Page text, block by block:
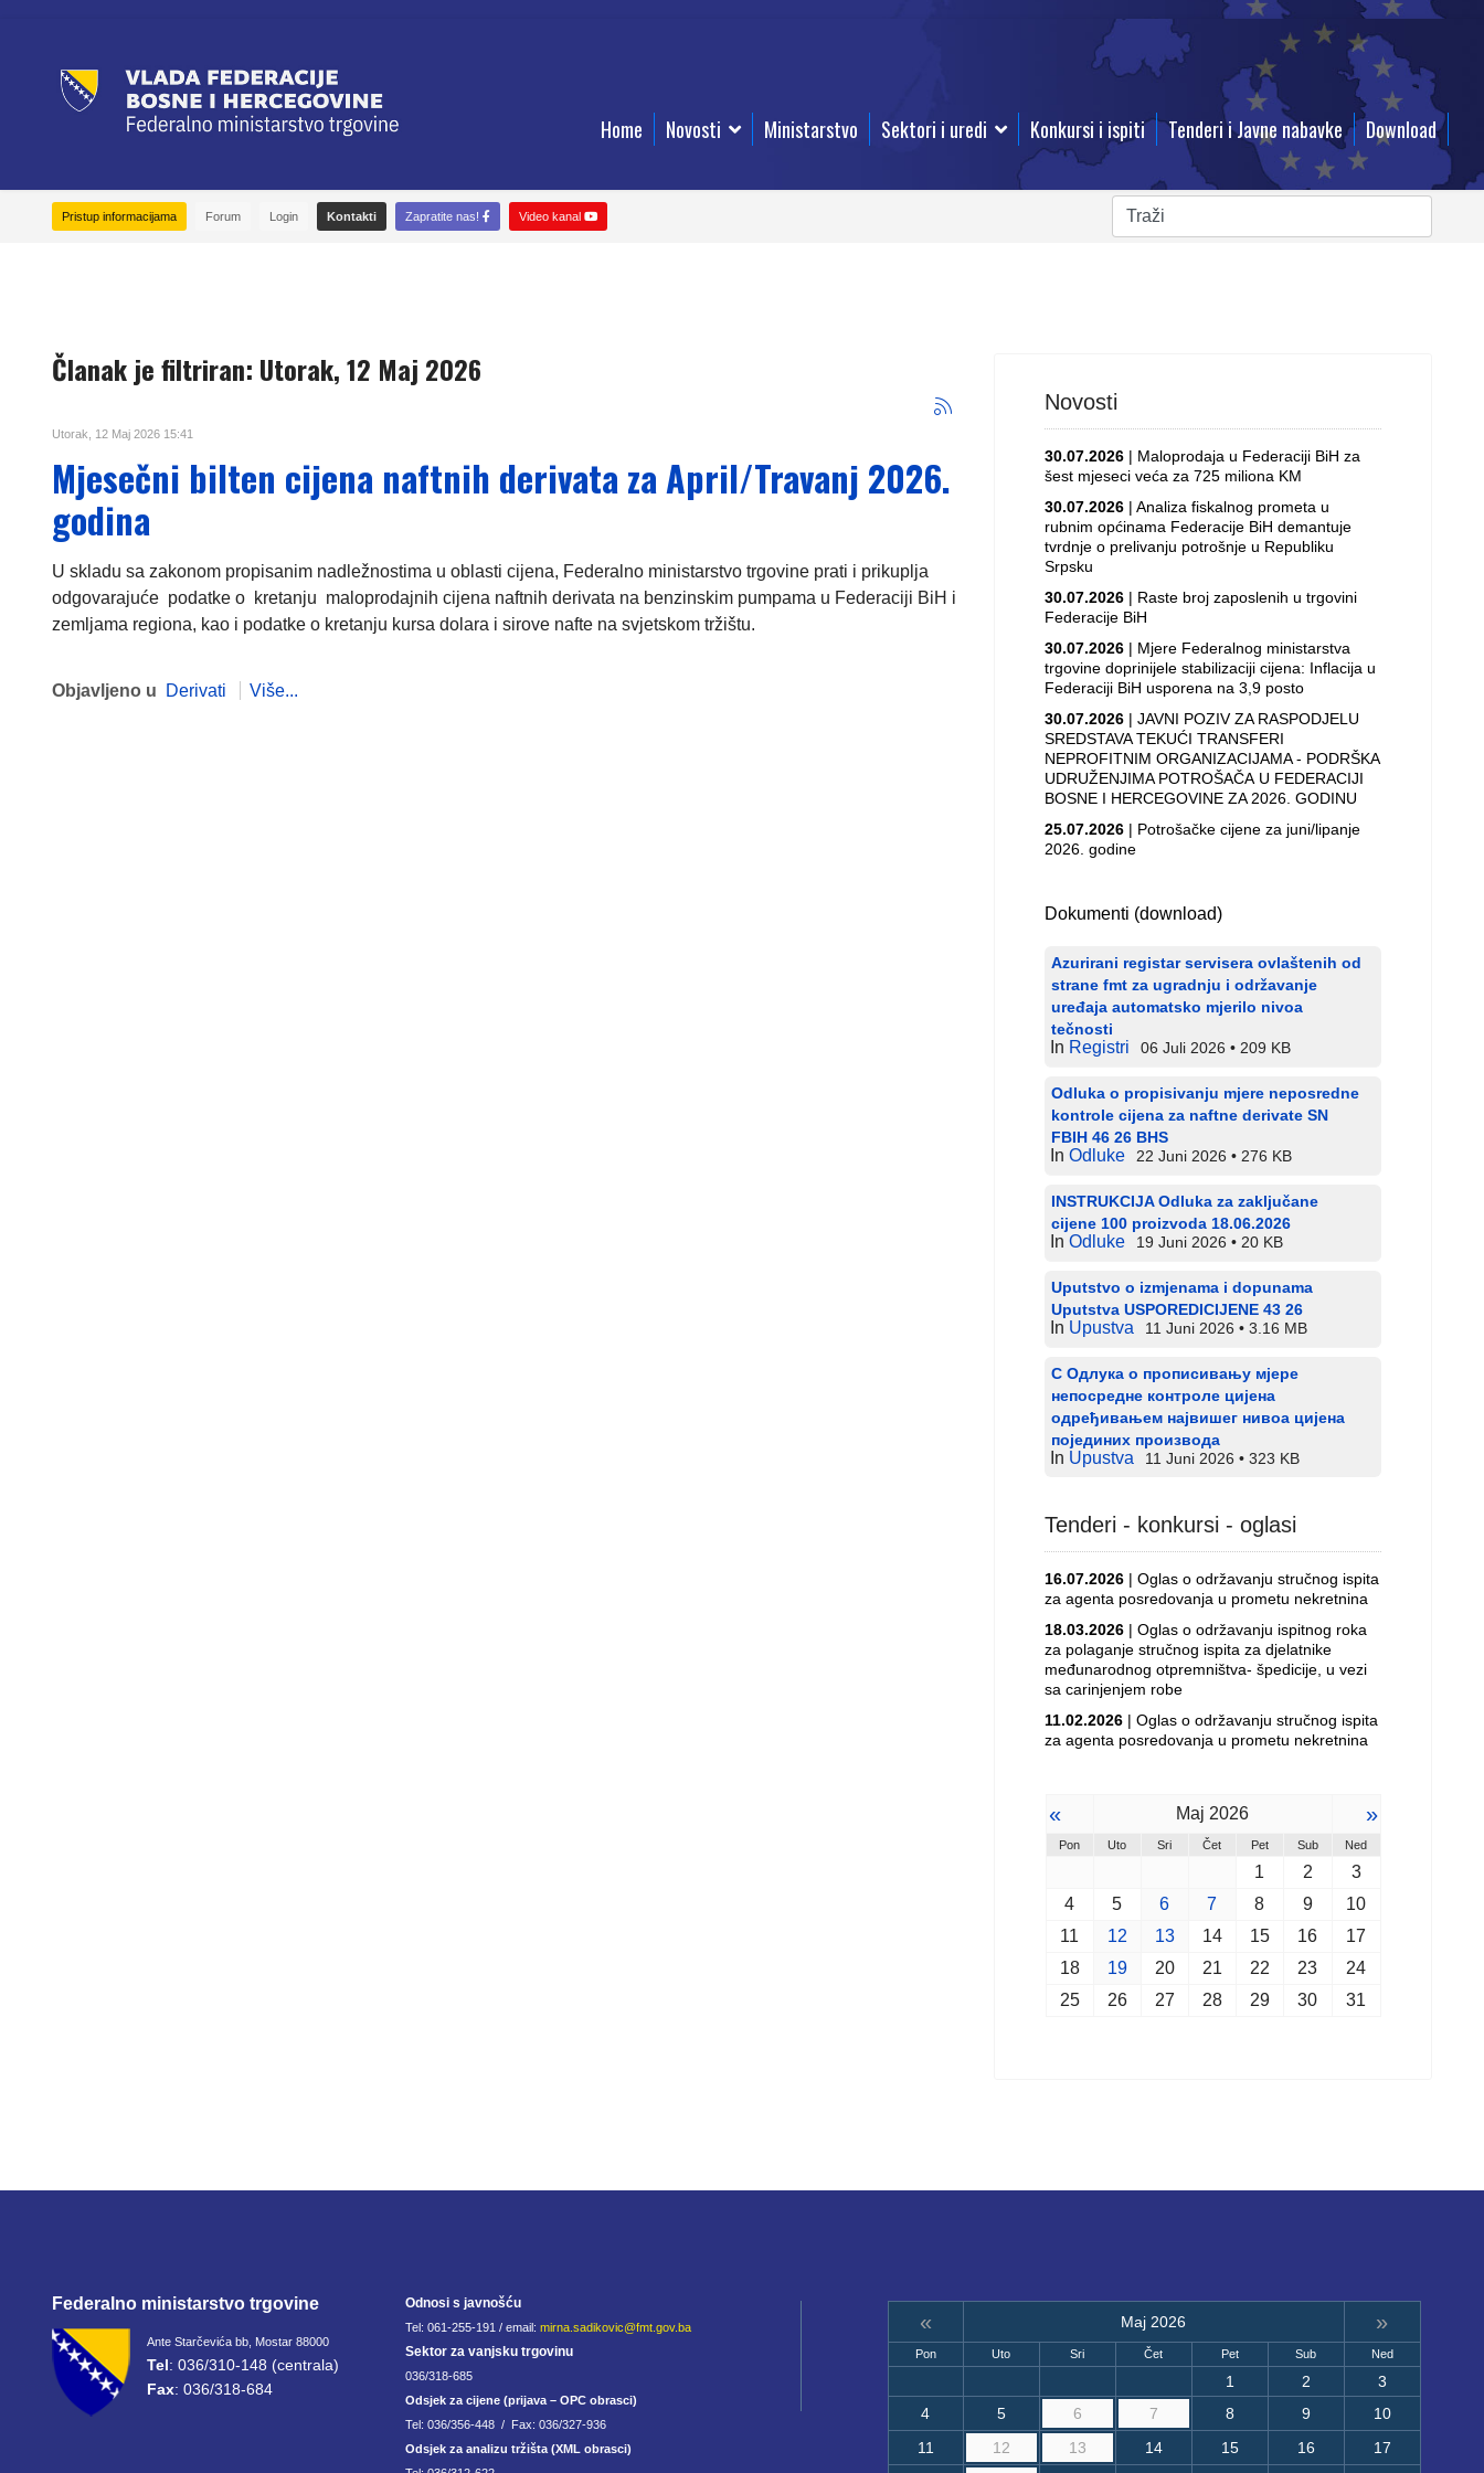
Home Novosti Ministarstvo Sektori i uredi Konkursi i ispiti Tenderi i Javne nabavke Download
Pristup informacijama Forum Login Kontakti Zapratite nas! Video kanal
Članak je filtriran: Utorak, 12 Maj 2026
Utorak, 12 Maj 2026 15:41
Mjesečni bilten cijena naftnih derivata za April/Travanj 2026.
godina
U skladu sa zakonom propisanim nadležnostima u oblasti cijena, Federalno ministarstvo trgovine prati i prikuplja
odgovarajuće podatke o kretanju maloprodajnih cijena naftnih derivata na benzinskim pumpama u Federaciji BiH i
zemljama regiona, kao i podatke o kretanju kursa dolara i sirove nafte na svjetskom tržištu.
Objavljeno u Derivati Više...
Novosti
30.07.2026 | Maloprodaja u Federaciji BiH za
šest mjeseci veća za 725 miliona KM
30.07.2026 | Analiza fiskalnog prometa u
rubnim općinama Federacije BiH demantuje
tvrdnje o prelivanju potrošnje u Republiku
Srpsku
30.07.2026 | Raste broj zaposlenih u trgovini
Federacije BiH
30.07.2026 | Mjere Federalnog ministarstva
trgovine doprinijele stabilizaciji cijena: Inflacija u
Federaciji BiH usporena na 3,9 posto
30.07.2026 | JAVNI POZIV ZA RASPODJELU
SREDSTAVA TEKUĆI TRANSFERI
NEPROFITNIM ORGANIZACIJAMA - PODRŠKA
UDRUŽENJIMA POTROŠAČA U FEDERACIJI
BOSNE I HERCEGOVINE ZA 2026. GODINU
25.07.2026 | Potrošačke cijene za juni/lipanje
2026. godine
Dokumenti (download)
Azurirani registar servisera ovlaštenih od
strane fmt za ugradnju i održavanje
uređaja automatsko mjerilo nivoa
tečnosti
In Registri 06 Juli 2026 209 KB
Odluka o propisivanju mjere neposredne
kontrole cijena za naftne derivate SN
FBIH 46 26 BHS
InOdluke 22 Juni 2026 276 KB
INSTRUKCIJA Odluka za zaključane
cijene 100 proizvoda 18.06.2026
InOdluke 19 Juni 2026 20 KB
Uputstvo o izmjenama i dopunama
Uputstva USPOREDICIJENE 43 26
In Upustva 11 Juni 2026 3.16 MB
С Одлука о прописивању мјере
непосредне контроле цијена
одређивањем највишег нивоа цијена
појединих производа
In Upustva 11 Juni 2026 323 KB
Tenderi - konkursi - oglasi
16.07.2026 | Oglas o održavanju stručnog ispita
za agenta posredovanja u prometu nekretnina
18.03.2026 | Oglas o održavanju ispitnog roka
za polaganje stručnog ispita za djelatnike
međunarodnog otpremništva- špedicije, u vezi
sa carinjenjem robe
11.02.2026 | Oglas o održavanju stručnog ispita
za agenta posredovanja u prometu nekretnina
« Maj 2026 »
Pon Uto Sri Čet Pet Sub Ned
1 2
3
4
5 6 7 8 9
10
11
12 13 14 15 16
17
18
19 20 21 22 23
24
25
26 27 28 29 30 31
Federalno ministarstvo trgovine
Ante Starčevića bb, Mostar 88000
Tel: 036/310-148 (centrala)
Fax: 036/318-684
Odnosi s javnošću
Tel: 061-255-191 / email: mirna.sadikovic@fmt.gov.ba
Sektor za vanjsku trgovinu
036/318-685
Odsjek za cijene (prijava – OPC obrasci)
Tel: 036/356-448 / Fax: 036/327-936
Odsjek za analizu tržišta (XML obrasci)
« Maj 2026 »
Pon Uto Sri Čet Pet Sub Ned
1 2
3
4
5 6 7 8 9
10
11
12 13 14 15 16 17